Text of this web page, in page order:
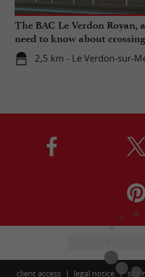
The BAC Le Verdon Royan,
need to know about
Gironde estuary
2,5 km - Le Verdon-sur-
client access legal notice site